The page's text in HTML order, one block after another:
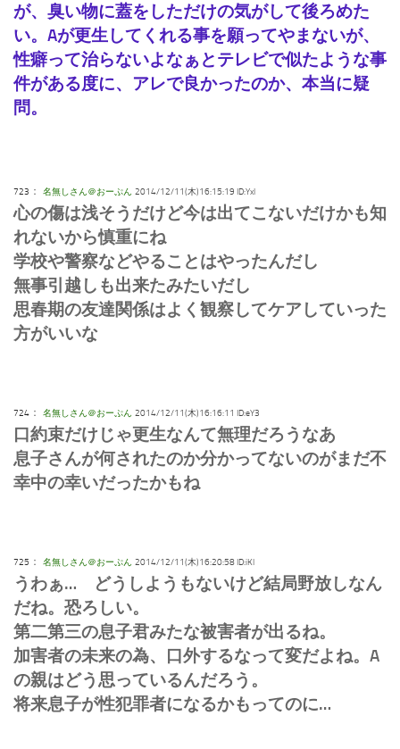
が、臭い物に蓋をしただけの気がして後ろめた
い。Aが更生してくれる事を願ってやまないが、
性癖って治らないよなぁとテレビで似たような事
件がある度に、アレで良かったのか、本当に疑
問。
723 ： 名無しさん＠おーぷん 2014/12/11(木)16:15:19 ID:Yxl
心の傷は浅そうだけど今は出てこないだけかも知
れないから慎重にね
学校や警察などやることはやったんだし
無事引越しも出来たみたいだし
思春期の友達関係はよく観察してケアしていった
方がいいな
724 ： 名無しさん＠おーぷん 2014/12/11(木)16:16:11 ID:eY3
口約束だけじゃ更生なんて無理だろうなあ
息子さんが何されたのか分かってないのがまだ不
幸中の幸いだったかもね
725 ： 名無しさん＠おーぷん 2014/12/11(木)16:20:58 ID:iKl
うわぁ… どうしようもないけど結局野放しなん
だね。恐ろしい。
第二第三の息子君みたな被害者が出るね。
加害者の未来の為、口外するなって変だよね。A
の親はどう思っているんだろう。
将来息子が性犯罪者になるかもってのに…